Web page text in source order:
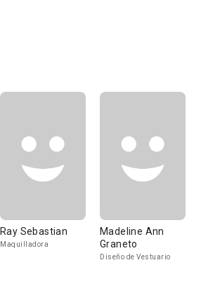
Ray Sebastian
Maquilladora
Madeline Ann
Graneto
Diseño de Vestuario